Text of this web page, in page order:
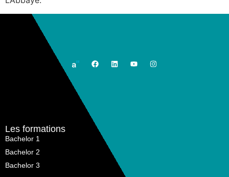
Les formations
Bachelor 1
Bachelor 2
Bachelor 3